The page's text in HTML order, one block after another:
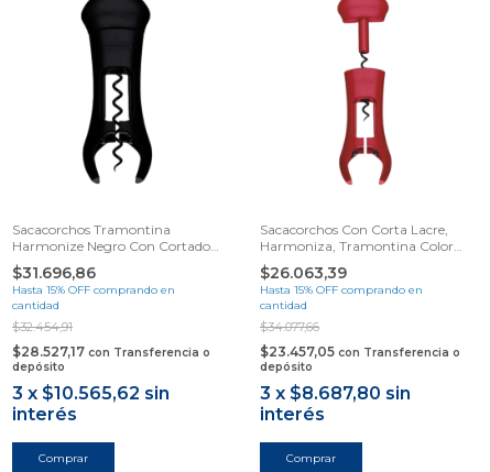
Sacacorchos Tramontina
Harmonize Negro Con Cortador
De Sellos
$31.696,86
Hasta 15% OFF comprando en
cantidad
$32.454,91
$28.527,17 con Transferencia o
depósito
3 x $10.565,62 sin
interés
Sacacorchos Con Corta Lacre,
Harmoniza, Tramontina Color
Rojo
$26.063,39
Hasta 15% OFF comprando en
cantidad
$34.077,66
$23.457,05 con Transferencia o
depósito
3 x $8.687,80 sin
interés